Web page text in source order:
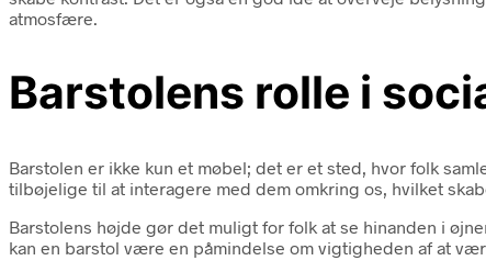
atmosfære.
Barstolens rolle i
Barstolen er ikke kun et møbel; det er et sted, hvor folk
tilbøjelige til at interagere med dem omkring os, hvilket
Barstolens højde gør det muligt for folk at se hinanden i
kan en barstol være en påmindelse om vigtigheden af at